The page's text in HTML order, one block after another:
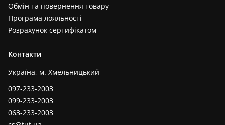
Обмін та повернення товару
Програма лояльності
Розрахунок сертифікатом
Контакти
Україна, м. Хмельницький
097-233-2003
099-233-2003
063-233-2003